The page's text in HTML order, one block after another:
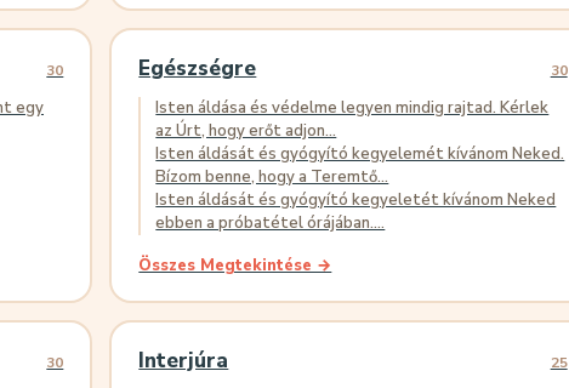
30
egy
Egészségre 30
Isten áldása és védelme legyen mindig rajtad. Kérlek
az Úrt, hogy erőt adjon...
Isten áldását és gyógyító kegyelemét kívánom Neked.
Bízom benne, hogy a Teremtő...
Isten áldását és gyógyító kegyeletét kívánom Neked
ebben a próbatétel órájában....
Összes Megtekintése →
30 Interjúra 25